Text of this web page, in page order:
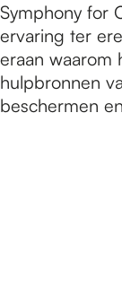
Symphony for
ervaring ter
eraan waarom
hulpbronnen
beschermen